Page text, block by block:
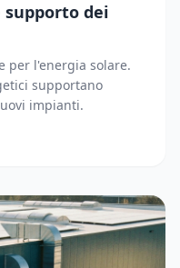
supporto dei
per l'energia solare.
supportano
impianti.